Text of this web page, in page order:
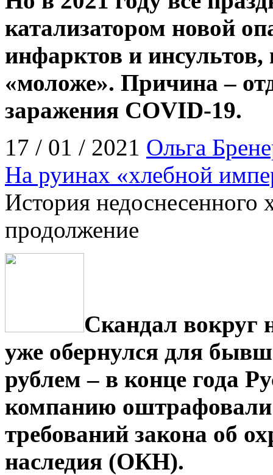
катализатором новой
инфарктов и инсультов,
«моложе». Причина –
заражения COVID-19.
17 / 01 / 2021 Ольга
На руинах «хлебной
История недоснесенного
продолжение
Скандал вокруг
уже обернулся для
рублем – в конце года
компанию оштрафовали
требований закона об
наследия (ОКН).